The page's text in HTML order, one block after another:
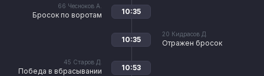
66 Чесноков А.
Бросок по воротам 10:35
20 Кидрасов Д.
Отражен бросок
10:35
45 Старов Д.
Победа в вбрасывании 10:53